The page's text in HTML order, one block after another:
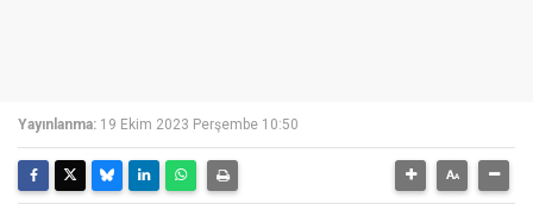
Yayınlanma: 19 Ekim 2023 Perşembe 10:50